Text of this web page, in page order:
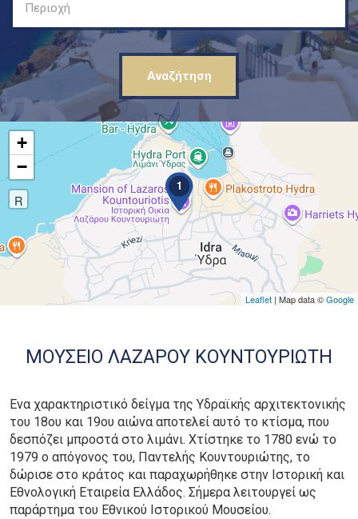
Περιοχή
1
+
−
R
Leaflet | Map data ©Google
ΜΟΥΣΕΙΟ ΛΑΖΑΡΟΥ ΚΟΥΝΤΟΥΡΙΩΤΗ
Ένα χαρακτηριστικό δείγμα της Υδραϊκής αρχιτεκτονικής
του 18ου και 19ου αιώνα αποτελεί αυτό το κτίσμα, που
δεσπόζει μπροστά στο λιμάνι. Χτίστηκε το 1780 ενώ το
1979 ο απόγονος του, Παντελής Κουντουριώτης, το
δώρισε στο κράτος και παραχωρήθηκε στην Ιστορική και
Εθνολογική Εταιρεία Ελλάδος. Σήμερα λειτουργεί ως
παράρτημα του Εθνικού Ιστορικού Μουσείου.